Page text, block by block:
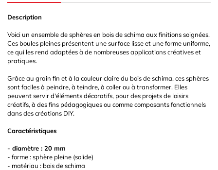
Description
Voici un ensemble de sphères en bois de schima aux finitions soignées.
Ces boules pleines présentent une surface lisse et une forme uniforme,
ce qui les rend adaptées à de nombreuses applications créatives et
pratiques.
Grâce au grain fin et à la couleur claire du bois de schima, ces sphères
sont faciles à peindre, à teindre, à coller ou à transformer. Elles
peuvent servir d'éléments décoratifs, pour des projets de loisirs
créatifs, à des fins pédagogiques ou comme composants fonctionnels
dans des créations DIY.
Caractéristiques
- diamètre : 20 mm
- forme : sphère pleine (solide)
- matériau : bois de schima